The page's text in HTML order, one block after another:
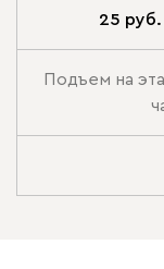
25 руб.
Подъем на